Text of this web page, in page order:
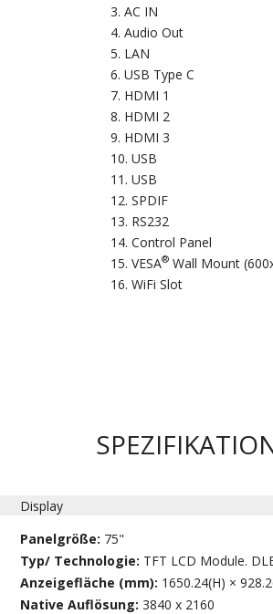
AC IN
Audio Out
LAN
USB Type C
HDMI 1
HDMI 2
HDMI 3
USB
USB
SPDIF
RS232
Control Panel
VESA® Wall Mount
WiFi Slot
Display
Panelgröße: 75"
Typ/ Technologie: TFT LCD Module.
Anzeigefläche (mm): 1650.24(H) ×
Native Auflösung:3840 x 2160